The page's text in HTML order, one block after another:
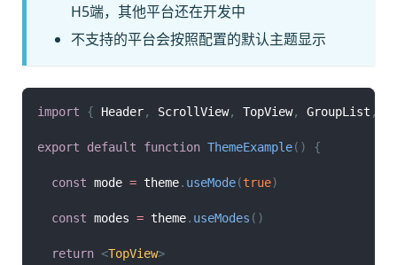
H5端，其他平台还在开发中
不支持的平台会按照配置的默认主题显示
import { Header, ScrollView, TopView, GroupList ,
export default function ThemeExample( ) {
const mode = theme. useMode(true)
const modes = theme. useModes ( )
return <TopView>